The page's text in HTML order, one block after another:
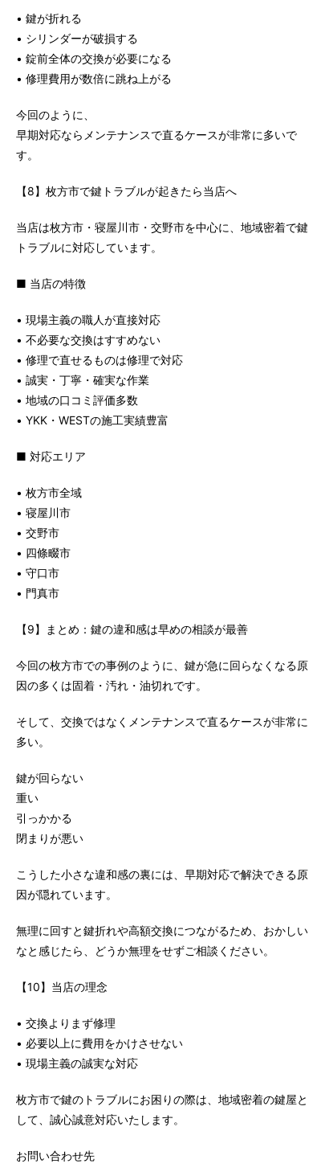
• 鍵が折れる
• シリンダーが破損する
• 錠前全体の交換が必要になる
• 修理費用が数倍に跳ね上がる
今回のように、
早期対応ならメンテナンスで直るケースが非常に多いで
す。
【8】枚方市で鍵トラブルが起きたら当店へ
当店は枚方市・寝屋川市・交野市を中心に、地域密着で鍵
トラブルに対応しています。
■ 当店の特徴
• 現場主義の職人が直接対応
• 不必要な交換はすすめない
• 修理で直せるものは修理で対応
• 誠実・丁寧・確実な作業
• 地域の口コミ評価多数
• YKK・WESTの施工実績豊富
■ 対応エリア
• 枚方市全域
• 寝屋川市
• 交野市
• 四條畷市
• 守口市
• 門真市
【9】まとめ：鍵の違和感は早めの相談が最善
今回の枚方市での事例のように、鍵が急に回らなくなる原
因の多くは固着・汚れ・油切れです。
そして、交換ではなくメンテナンスで直るケースが非常に
多い。
鍵が回らない
重い
引っかかる
閉まりが悪い
こうした小さな違和感の裏には、早期対応で解決できる原
因が隠れています。
無理に回すと鍵折れや高額交換につながるため、おかしい
なと感じたら、どうか無理をせずご相談ください。
【10】当店の理念
• 交換よりまず修理
• 必要以上に費用をかけさせない
• 現場主義の誠実な対応
枚方市で鍵のトラブルにお困りの際は、地域密着の鍵屋と
して、誠心誠意対応いたします。
お問い合わせ先